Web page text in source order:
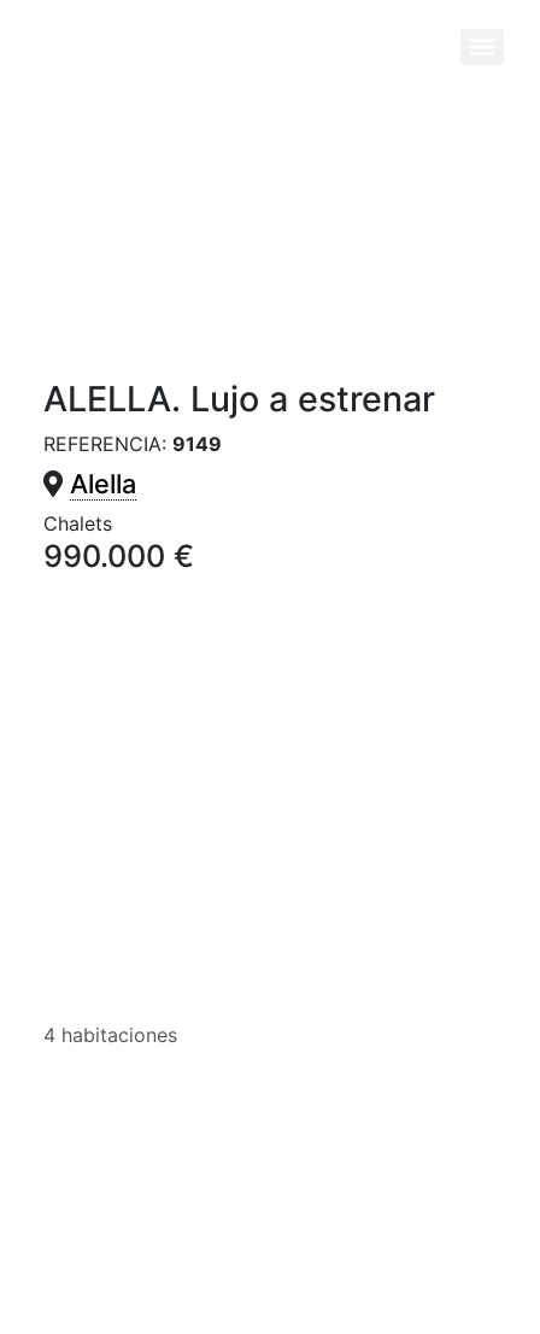
ALELLA. Lujo a estrenar
REFERENCIA: 9149
Alella
Chalets
990.000 €
4 habitaciones